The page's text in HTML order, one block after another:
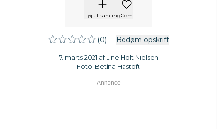
Føj til samlingGem
(0) Bedøm opskrift
7. marts 2021 af Line Holt Nielsen
Foto: Betina Hastoft